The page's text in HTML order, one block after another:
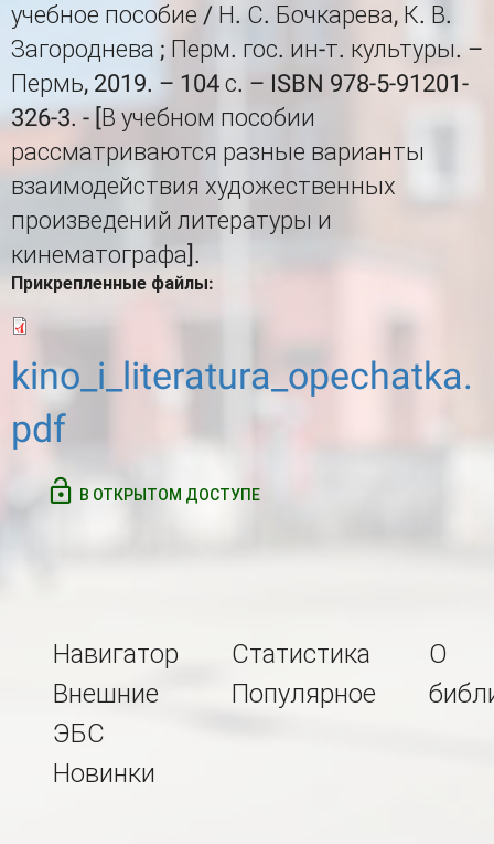
учебное пособие / Н. С. Бочкарева, К. В.
Загороднева ; Перм. гос. ин-т. культуры. –
Пермь, 2019. – 104 с. – ISBN 978-5-91201-
326-3. - [В учебном пособии
рассматриваются разные варианты
взаимодействия художественных
произведений литературы и
кинематографа].
Прикрепленные файлы:
kino_i_literatura_opechatka.
pdf
В ОТКРЫТОМ ДОСТУПЕ
Навигатор
Внешние
ЭБС
Новинки
Статистика
Популярное
О